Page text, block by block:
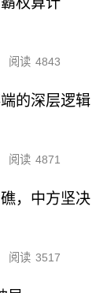
阅读 4843
的深层逻辑
阅读 4871
，中方坚决
阅读 3517